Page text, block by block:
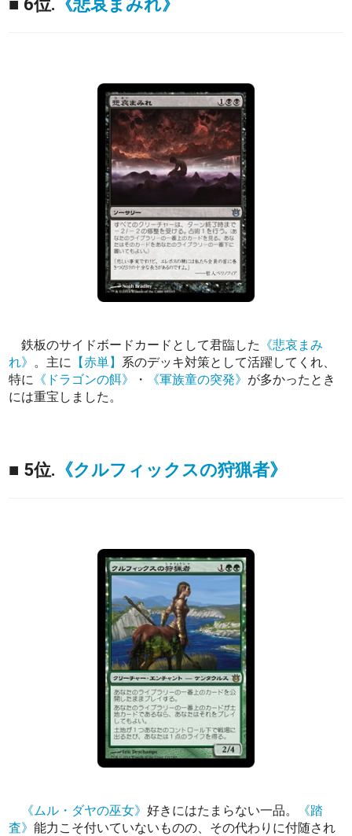
鉄板のサイドボードカードとして君臨した 《悲哀まみ
れ》 。主に 【赤単】 系のデッキ対策として活躍してくれ、
特に 《ドラゴンの餌》 ・ 《軍族童の突発》 が多かったとき
には重宝しました。
■ 5位. 《クルフィックスの狩猟者》
《ムル・ダヤの巫女》好きにはたまらない一品。
《踏
査》能力こそ付いていないものの、その代わりに付随され